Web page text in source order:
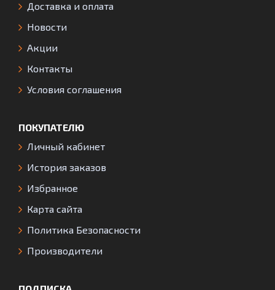
Доставка и оплата
Новости
Акции
Контакты
Условия соглашения
ПОКУПАТЕЛЮ
Личный кабинет
История заказов
Избранное
Карта сайта
Политика Безопасности
Производители